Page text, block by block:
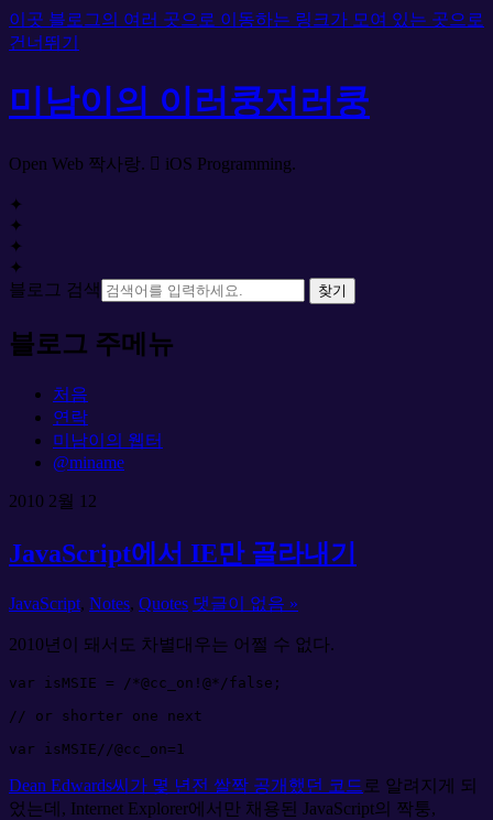
이곳 블로그의 여러 곳으로 이동하는 링크가 모여 있는 곳으로
건너뛰기
미남이의 이러쿵저러쿵
Open Web 짝사랑.  iOS Programming.
✦
✦
✦
✦
블로그 검색
찾기
블로그 주메뉴
처음
연락
미남이의 웹터
@miname
2010 2월 12
JavaScript에서 IE만 골라내기
JavaScript, Notes, Quotes 댓글이 없음 »
2010년이 돼서도 차별대우는 어쩔 수 없다.
var isMSIE = /*@cc_on!@*/false ;
// or shorter one next
var isMSIE //@cc_on=1
Dean Edwards씨가 몇 년전 쌀짝 공개했던 코드 로 알려지게 되
었는데, Internet Explorer에서만 채용된 JavaScript의 짝퉁,